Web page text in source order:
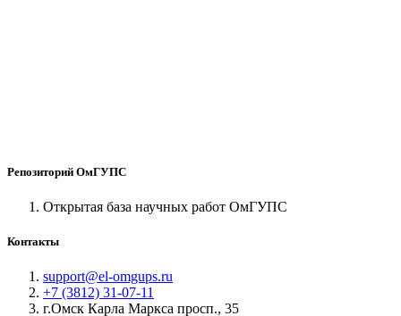
Репозиторий ОмГУПС
Открытая база научных работ ОмГУПС
Контакты
support@el-omgups.ru
+7 (3812) 31-07-11
г.Омск Карла Маркса просп., 35